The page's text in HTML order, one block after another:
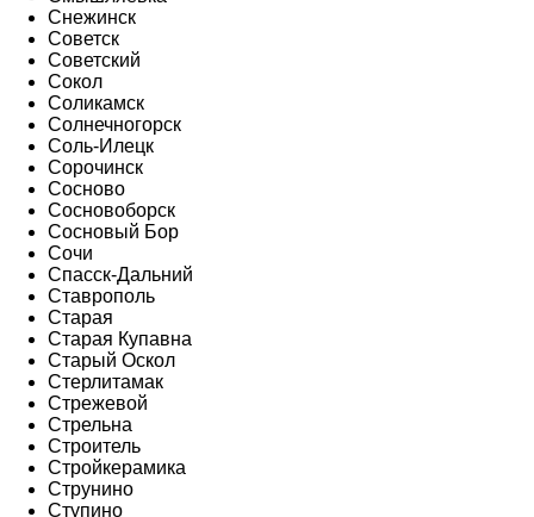
Снежинск
Советск
Советский
Сокол
Соликамск
Солнечногорск
Соль-Илецк
Сорочинск
Сосново
Сосновоборск
Сосновый Бор
Сочи
Спасск-Дальний
Ставрополь
Старая
Старая Купавна
Старый Оскол
Стерлитамак
Стрежевой
Стрельна
Строитель
Стройкерамика
Струнино
Ступино